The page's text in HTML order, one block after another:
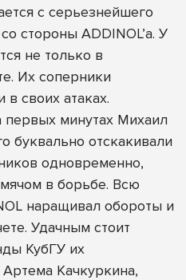
с серьезнейшего
стороны ADDINOL’а. У
не только в
Их соперники
в своих атаках.
минутах Михаил
буквально отскакивали
одновременно,
в борьбе. Всю
наращивал обороты и
Удачным стоит
КубГУ их
Качкуркина,